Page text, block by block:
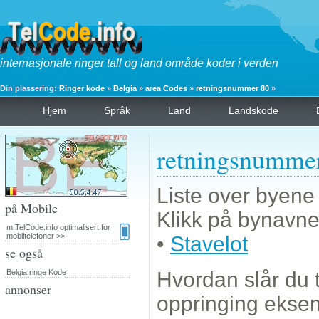
internasjonale ringer tall og land område koder i verden
Din plassering: Ringer kode » Belgia » area Codes » retningsnummer 80 »
Hjem Språk Land Landskode
Liste over
Klikk på
• Stavelot
Hvordan slår du
oppringing
på Mobile
m.TelCode.info optimalisert for
mobiltelefoner >>
se også
Belgia ringe Kode
annonser